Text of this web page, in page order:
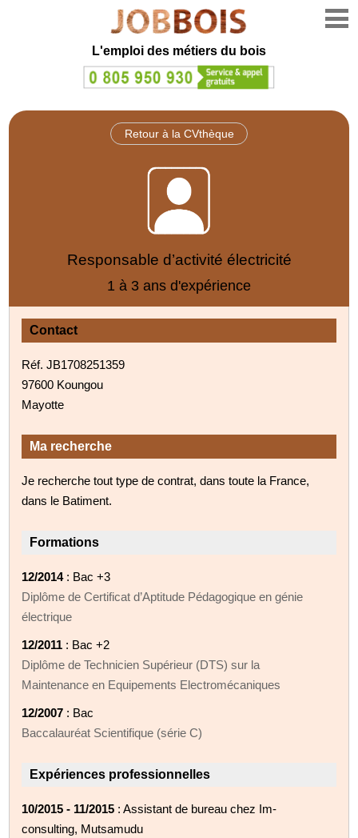
L'emploi des métiers du bois
Retour à la CVthèque
Responsable d’activité électricité
1 à 3 ans d'expérience
Contact
Réf. JB1708251359
97600 Koungou
Mayotte
Ma recherche
Je recherche tout type de contrat, dans toute la France,
dans le Batiment.
Formations
12/2014: Bac +3
Diplôme de Certificat d’Aptitude Pédagogique en génie
électrique
12/2011 : Bac +2
Diplôme de Technicien Supérieur (DTS) sur la
Maintenance en Equipements Electromécaniques
12/2007 : Bac
Baccalauréat Scientifique (série C)
Expériences professionnelles
10/2015 - 11/2015 : Assistant de bureau chez Im-
consulting, Mutsamudu